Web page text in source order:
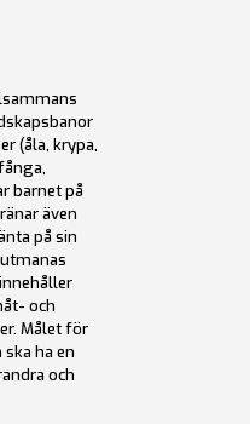
(åla, krypa,
barnet på
även
på sin
och
Målet för
ha en
och